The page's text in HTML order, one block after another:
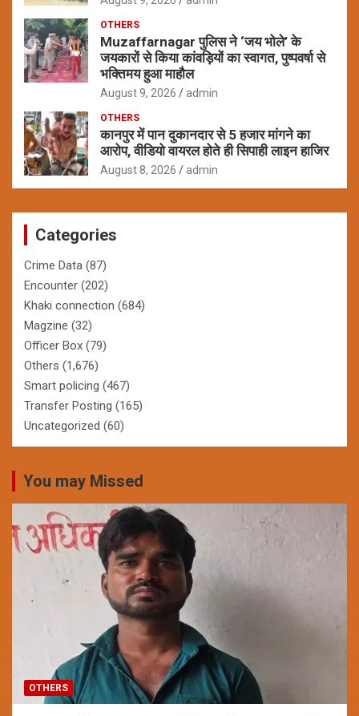
OTHERS
Muzaffarnagar पुलिस ने ‘जय भोले’ के
जयकारों से किया कांवड़ियों का स्वागत, पुष्पवर्षा से
भक्तिमय हुआ माहौल
August 9, 2026 admin
OTHERS
कानपुर में पान दुकानदार से 5 हजार मांगने का
आरोप, वीडियो वायरल होते ही सिपाही लाइन हाजिर
August 8, 2026 admin
Categories
Crime Data (87)
Encounter (202)
Khaki connection (684)
Magzine (32)
Officer Box (79)
Others (1,676)
Smart policing (467)
Transfer Posting (165)
Uncategorized (60)
You may Missed
OTHERS